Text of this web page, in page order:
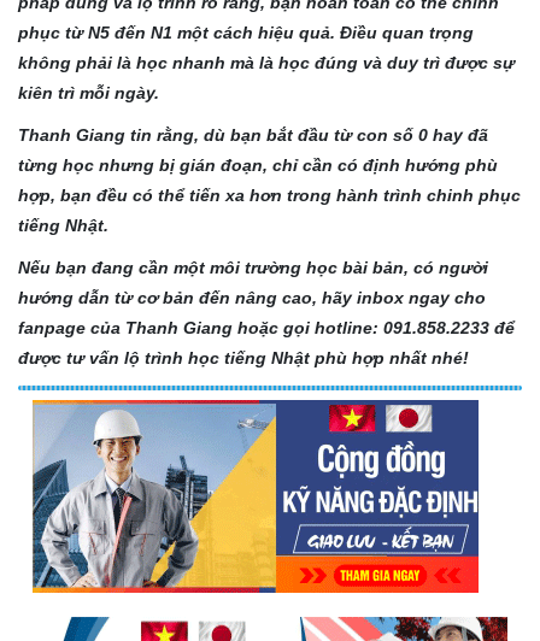
phục từ N5 đến N1 một cách hiệu quả. Điều quan trọng
không phải là học nhanh mà là học đúng và duy trì được sự
kiên trì mỗi ngày.
Thanh Giang tin rằng, dù bạn bắt đầu từ con số 0 hay đã
từng học nhưng bị gián đoạn, chỉ cần có định hướng phù
hợp, bạn đều có thể tiến xa hơn trong hành trình chinh phục
tiếng Nhật.
Nếu bạn đang cần một môi trường học bài bản, có người
hướng dẫn từ cơ bản đến nâng cao, hãy inbox ngay cho
fanpage của Thanh Giang hoặc gọi hotline: 091.858.2233 để
được tư vấn lộ trình học tiếng Nhật phù hợp nhất nhé!